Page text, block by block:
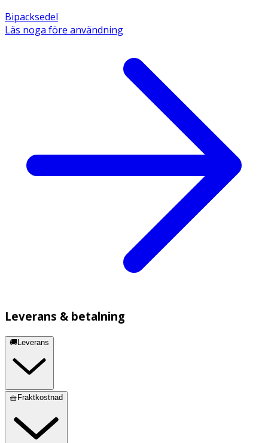
Bipacksedel
Läs noga före användning
Leverans & betalning
🚚Leverans
🧺Fraktkostnad